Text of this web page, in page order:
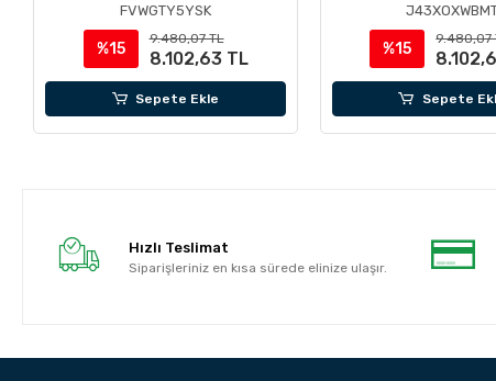
FVWGTY5YSK
%15
9.480,07 TL
8.102,63 TL
Sepete Ekle
%15
9.480,07
Sepete
Hızlı Teslimat
Siparişleriniz en kısa sürede elinize ulaşır.